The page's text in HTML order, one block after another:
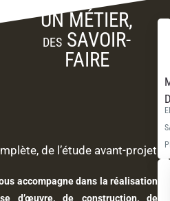
UN MÉTIER,
DES SAVOIR-
FAIRE
de l’étude avant-projet
accompagne dans la réalisation
d’œuvre, de construction, de